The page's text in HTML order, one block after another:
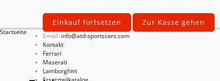
Einkauf fortsetzen Zur Kasse gehen
Email: info@atd-sportscars.com
Kontakt
Ferrari
Maserati
Lamborghini
Startseite